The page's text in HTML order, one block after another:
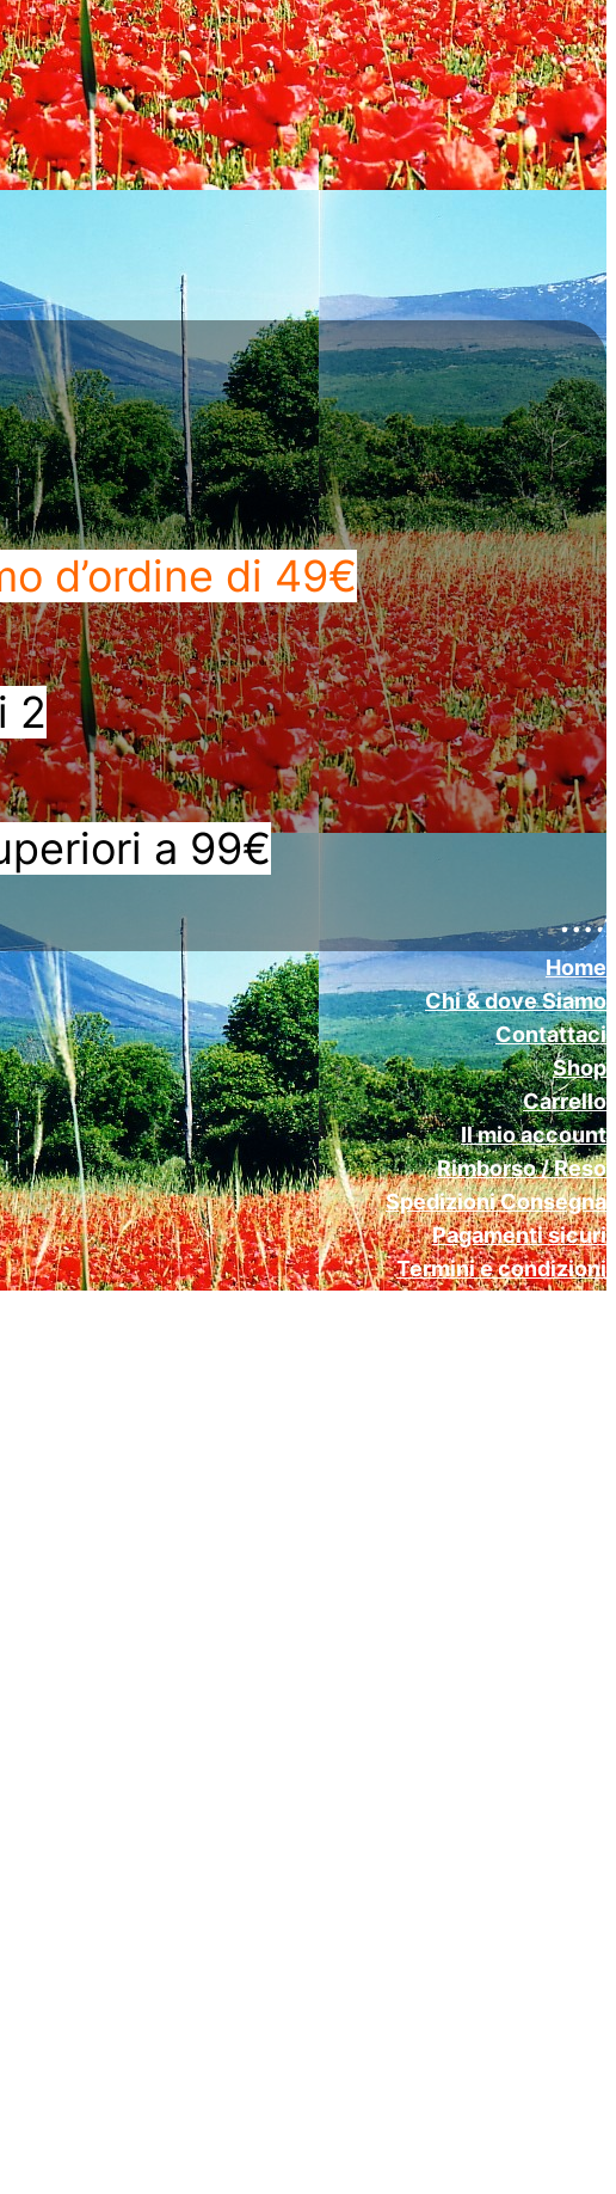
d’ordine di 49€
2
a 99€
….
Home
Chi & dove Siamo
Contattaci
Shop
Carrello
Il mio account
Rimborso / Reso
Spedizioni Consegna
Pagamenti sicuri
Termini e condizioni